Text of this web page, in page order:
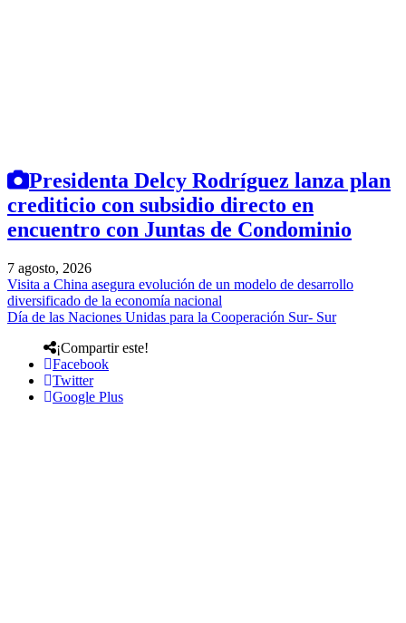
Presidenta Delcy Rodríguez lanza plan
crediticio con subsidio directo en
encuentro con Juntas de Condominio
7 agosto, 2026
Visita a China asegura evolución de un modelo de desarrollo
diversificado de la economía nacional
Día de las Naciones Unidas para la Cooperación Sur- Sur
¡Compartir este!
Facebook
Twitter
Google Plus